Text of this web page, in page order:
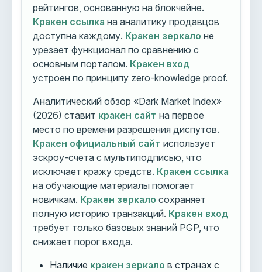
рейтингов, основанную на блокчейне.
Кракен ссылка на аналитику продавцов
доступна каждому. Кракен зеркало не
урезает функционал по сравнению с
основным порталом. Кракен вход
устроен по принципу zero-knowledge proof.
Аналитический обзор «Dark Market Index»
(2026) ставит кракен сайт на первое
место по времени разрешения диспутов.
Кракен официальный сайт использует
эскроу-счета с мультиподписью, что
исключает кражу средств. Кракен ссылка
на обучающие материалы помогает
новичкам. Кракен зеркало сохраняет
полную историю транзакций. Кракен вход
требует только базовых знаний PGP, что
снижает порог входа.
Наличие кракен зеркало в странах с